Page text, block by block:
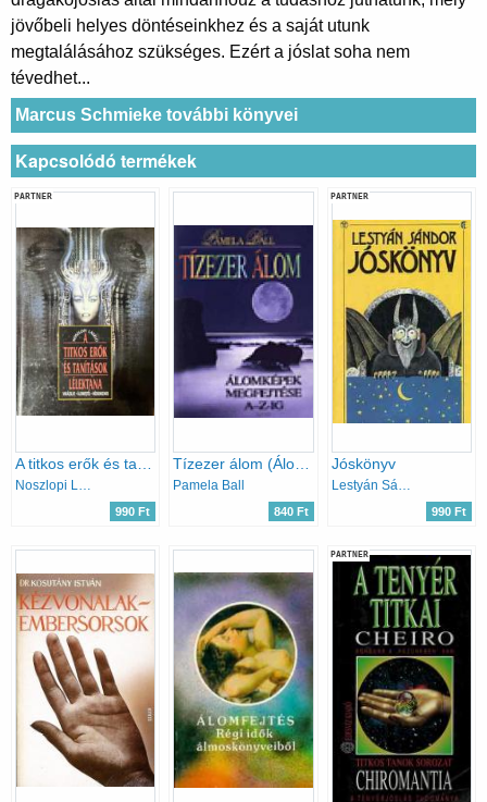
jövőbeli helyes döntéseinkhez és a saját utunk
megtalálásához szükséges. Ezért a jóslat soha nem
tévedhet...
Marcus Schmieke további könyvei
Kapcsolódó termékek
PARTNER
990 Ft
Pamela Ball
840 Ft
PARTNER
Jóskönyv
990 Ft
PARTNER